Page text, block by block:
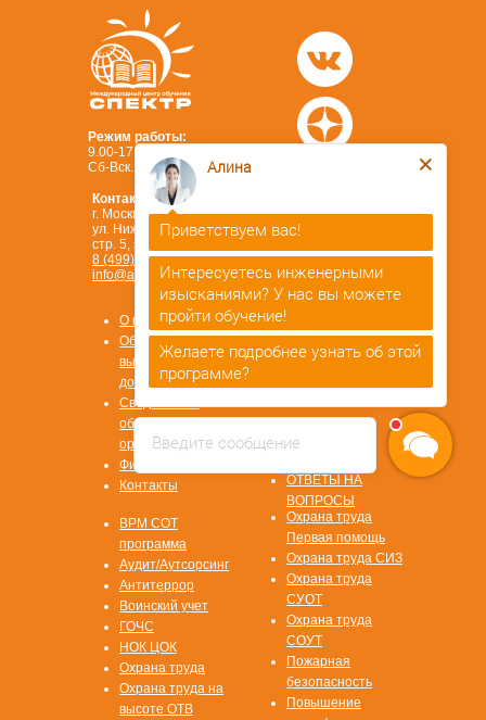
Режим работы:
9.00-17.00 (без перерыва)
Сб-Вск.: выходной
Позвонить или написать
в MAX
8 (930) 932 50 08
Контакты:
г. Москва,
ул. Нижегородская, д. 32,
стр. 5, этаж 3.
8 (499) 450-84-33
info@ano-spektr.ru
Стать
ОТВЕТЫ НА
ВОПРОСЫ
ВРМ СОТ
программа
Аудит/Аутсорсинг
Антитеррор
Воинский учет
ГОЧС
НОК ЦОК
Охрана труда
Охрана труда на
высоте ОТВ
Охрана труда
Первая помощь
Охрана труда СИЗ
Охрана труда
СУОТ
Охрана труда
СОУТ
Пожарная
безопасность
Повышение
О компании
Образцы
выдаваемых
документов
Сведения об
образовательной
организации
Физ. лицам
Контакты
Введите сообщение
Алина
Приветствуем вас!
Интересуетесь инженерными
изысканиями? У нас вы можете
пройти обучение!
Желаете подробнее узнать об этой
программе?